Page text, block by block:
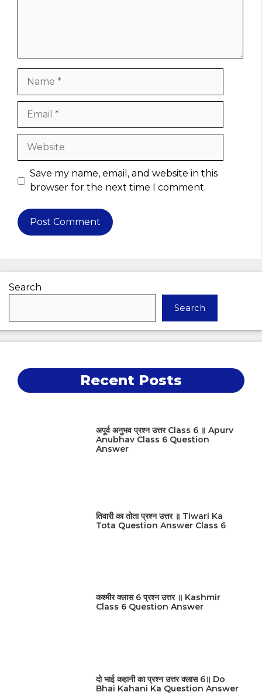
Website
Save my name, email, and website in this
browser for the next time I comment.
Search
Search
Recent Posts
अपूर्व अनुभव प्रश्न उत्तर Class 6 ॥ Apurv
Anubhav Class 6 Question
Answer
तिवारी का तोता प्रश्न उत्तर ॥ Tiwari Ka
Tota Question Answer Class 6
कश्मीर क्लास 6 प्रश्न उत्तर ॥ Kashmir
Class 6 Question Answer
दो भाई कहानी का प्रश्न उत्तर क्लास 6॥ Do
Bhai Kahani Ka Question Answer